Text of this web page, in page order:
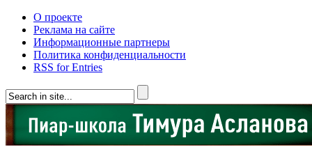
О проекте
Реклама на сайте
Информационные партнеры
Политика конфиденциальности
RSS for Entries